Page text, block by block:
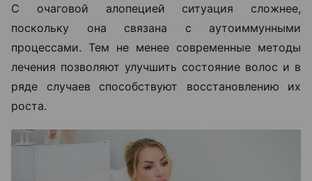
С очаговой алопецией ситуация сложнее,
поскольку она связана с аутоиммунными
процессами. Тем не менее современные методы
лечения позволяют улучшить состояние волос и в
ряде случаев способствуют восстановлению их
роста.